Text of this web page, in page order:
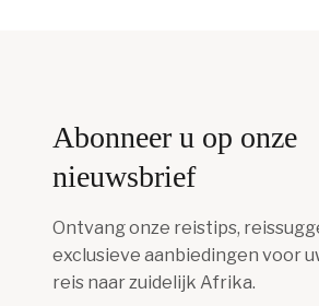
Abonneer u op onze
nieuwsbrief
Ontvang onze reistips,
exclusieve aanbiedingen voor
reis naar zuidelijk Afrika.